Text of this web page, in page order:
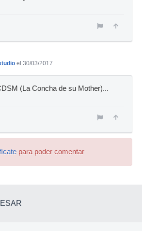
el 30/03/2017
(La Concha de su Mother)...
para poder comentar